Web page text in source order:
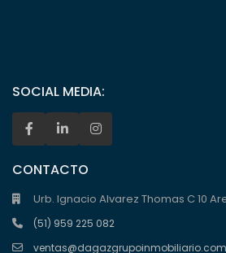
SOCIAL MEDIA:
CONTACTO
Urb. Ignacio Alvarez Thomas C 10
(51) 959 225 082
ventas@dagazgrupoinmobiliario.com